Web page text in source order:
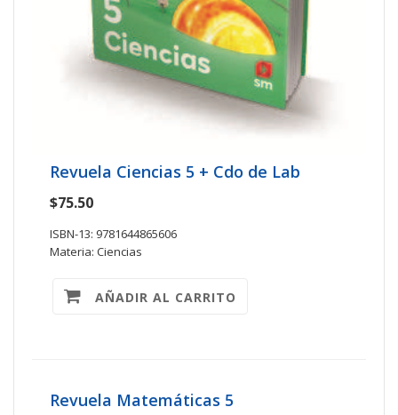
Revuela Ciencias 5 + Cdo de Lab
$75.50
ISBN-13: 9781644865606
Materia: Ciencias
AÑADIR AL CARRITO
Revuela Matemáticas 5